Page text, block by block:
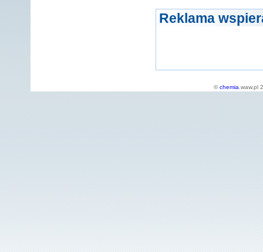
Reklama
©chemia .waw.pl